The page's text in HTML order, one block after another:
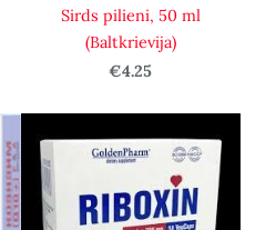
Sirds pilieni, 50 ml
(Baltkrievija)
€4.25